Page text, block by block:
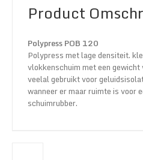
Product
Polypress POB 120
Polypress met lage densiteit.
vlokkenschuim met een gewicht
veelal gebruikt voor
wanneer er maar ruimte is voor
schuimrubber.